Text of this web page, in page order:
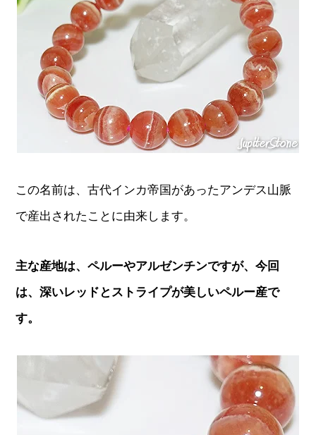
この名前は、古代インカ帝国があったアンデス山脈
で産出されたことに由来します。
主な産地は、ペルーやアルゼンチンですが、今回
は、深いレッドとストライプが美しいペルー産で
す。